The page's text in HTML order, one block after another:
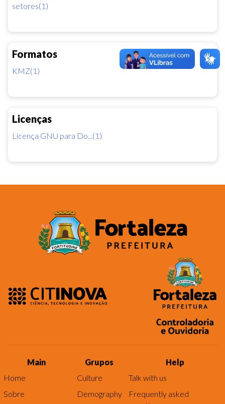
setores(1)
Formatos
KMZ(1)
Licenças
Licença GNU para Do...(1)
Main
Home
Sobre
Grupos
Culture
Demography
Help
Talk with us
Frequently asked